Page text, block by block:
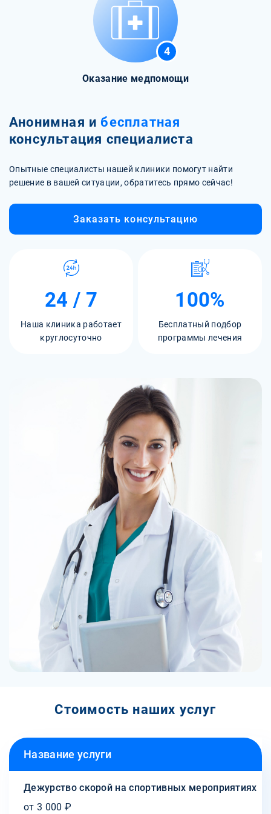
4
Оказание медпомощи
Анонимная и бесплатная
консультация специалиста
Опытные специалисты нашей клиники помогут найти
решение в вашей ситуации, обратитесь прямо сейчас!
Заказать консультацию
24 / 7
Наша клиника работает
круглосуточно
100%
Бесплатный подбор
программы лечения
Стоимость наших услуг
Название услуги
Дежурство скорой на спортивных мероприятиях
от 3 000 ₽